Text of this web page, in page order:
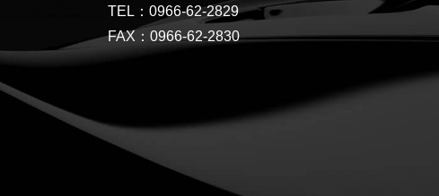
TEL：0966-62-2829
FAX：0966-62-2830